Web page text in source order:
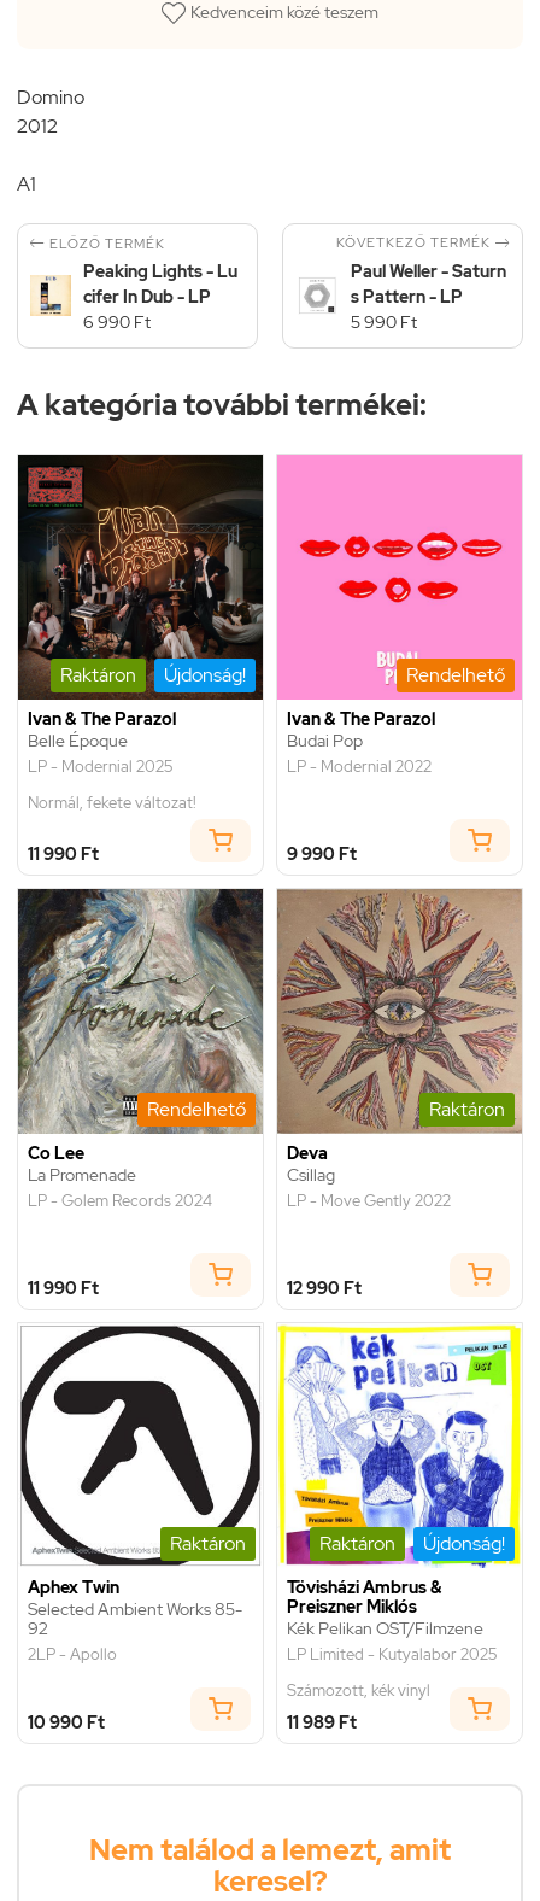
Kedvenceim közé teszem
Domino
2012
A1
 ELŐZŐ TERMÉK
Peaking Lights - Lu
cifer In Dub - LP
6 990 Ft
KÖVETKEZŐ TERMÉK 
Paul Weller - Saturn
s Pattern - LP
5 990 Ft
A kategória további termékei:
Raktáron Újdonság!
Ivan & The Parazol
Belle Époque
LP - Modernial 2025
Normál, fekete változat!
11 990 Ft
Rendelhető
Ivan & The Parazol
Budai Pop
LP - Modernial 2022
9 990 Ft
Rendelhető
Co Lee
La Promenade
LP - Golem Records 2024
11 990 Ft
Raktáron
Deva
Csillag
LP - Move Gently 2022
12 990 Ft
Raktáron
Aphex Twin
Selected Ambient Works 85-
92
2LP - Apollo
10 990 Ft
Raktáron Újdonság!
Tövisházi Ambrus &
Preiszner Miklós
Kék Pelikan OST/Filmzene
LP Limited - Kutyalabor 2025
Számozott, kék vinyl
11 989 Ft
Nem találod a lemezt, amit
keresel?